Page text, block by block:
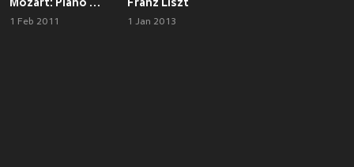
1 Feb 2011 1 Jan 2013